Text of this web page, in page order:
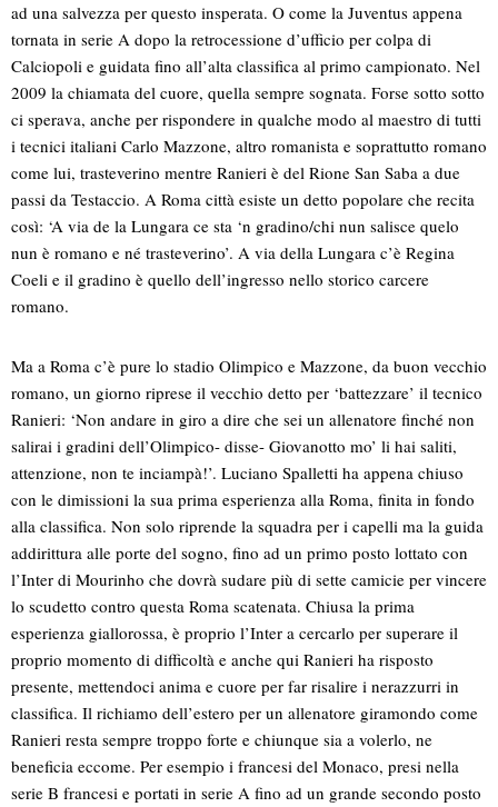
ad una salvezza per questo insperata. O come la Juventus appena
tornata in serie A dopo la retrocessione d’ufficio per colpa di
Calciopoli e guidata fino all’alta classifica al primo campionato. Nel
2009 la chiamata del cuore, quella sempre sognata. Forse sotto sotto
ci sperava, anche per rispondere in qualche modo al maestro di tutti
i tecnici italiani Carlo Mazzone, altro romanista e soprattutto romano
come lui, trasteverino mentre Ranieri è del Rione San Saba a due
passi da Testaccio. A Roma città esiste un detto popolare che recita
così: ‘A via de la Lungara ce sta ‘n gradino/chi nun salisce quelo
nun è romano e né trasteverino’. A via della Lungara c’è Regina
Coeli e il gradino è quello dell’ingresso nello storico carcere
romano.
Ma a Roma c’è pure lo stadio Olimpico e Mazzone, da buon vecchio
romano, un giorno riprese il vecchio detto per ‘battezzare’ il tecnico
Ranieri: ‘Non andare in giro a dire che sei un allenatore finché non
salirai i gradini dell’Olimpico- disse- Giovanotto mo’ li hai saliti,
attenzione, non te inciampà!’. Luciano Spalletti ha appena chiuso
con le dimissioni la sua prima esperienza alla Roma, finita in fondo
alla classifica. Non solo riprende la squadra per i capelli ma la guida
addirittura alle porte del sogno, fino ad un primo posto lottato con
l’Inter di Mourinho che dovrà sudare più di sette camicie per vincere
lo scudetto contro questa Roma scatenata. Chiusa la prima
esperienza giallorossa, è proprio l’Inter a cercarlo per superare il
proprio momento di difficoltà e anche qui Ranieri ha risposto
presente, mettendoci anima e cuore per far risalire i nerazzurri in
classifica. Il richiamo dell’estero per un allenatore giramondo come
Ranieri resta sempre troppo forte e chiunque sia a volerlo, ne
beneficia eccome. Per esempio i francesi del Monaco, presi nella
serie B francesi e portati in serie A fino ad un grande secondo posto